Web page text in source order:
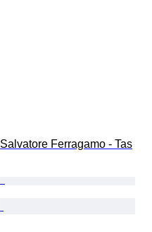
Salvatore Ferragamo - Tas